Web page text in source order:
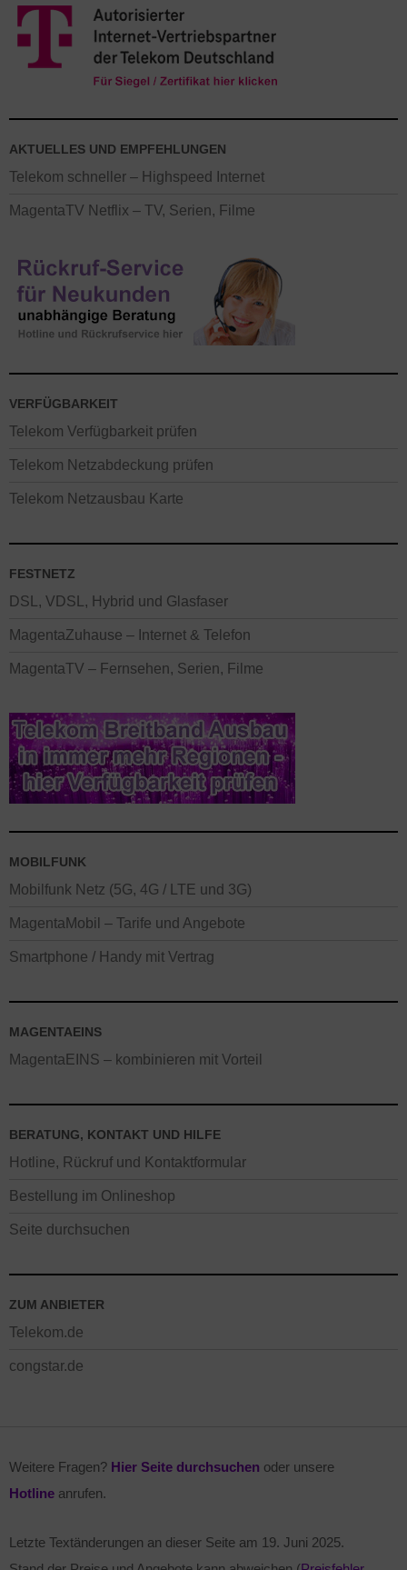
AKTUELLES UND EMPFEHLUNGEN
Telekom schneller – Highspeed Internet
MagentaTV Netflix – TV, Serien, Filme
VERFÜGBARKEIT
Telekom Verfügbarkeit prüfen
Telekom Netzabdeckung prüfen
Telekom Netzausbau Karte
FESTNETZ
DSL, VDSL, Hybrid und Glasfaser
MagentaZuhause – Internet & Telefon
MagentaTV – Fernsehen, Serien, Filme
MOBILFUNK
Mobilfunk Netz (5G, 4G / LTE und 3G)
MagentaMobil – Tarife und Angebote
Smartphone / Handy mit Vertrag
MAGENTAEINS
MagentaEINS – kombinieren mit Vorteil
BERATUNG, KONTAKT UND HILFE
Hotline, Rückruf und Kontaktformular
Bestellung im Onlineshop
Seite durchsuchen
ZUM ANBIETER
Telekom.de
congstar.de
Weitere Fragen? Hier Seite durchsuchen oder unsere
Hotline anrufen.
Letzte Textänderungen an dieser Seite am 19. Juni 2025.